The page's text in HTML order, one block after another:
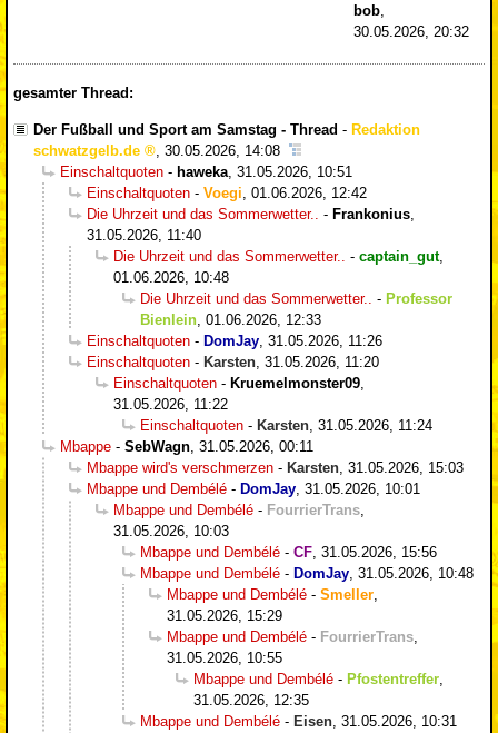
bob
30.05.2026, 20:32
gesamter Thread:
Der Fußball und Sport am Samstag - Thread - Redaktion
schwatzgelb.de
, 30.05.2026, 14:08
Einschaltquoten - haweka, 31.05.2026, 10:51
Einschaltquoten - Voegi, 01.06.2026, 12:42
Die Uhrzeit und das Sommerwetter.. - Frankonius,
31.05.2026, 11:40
Die Uhrzeit und das Sommerwetter.. - captain_gut,
01.06.2026, 10:48
Die Uhrzeit und das Sommerwetter.. - Professor
Bienlein, 01.06.2026, 12:33
Einschaltquoten - DomJay, 31.05.2026, 11:26
Einschaltquoten - Karsten, 31.05.2026, 11:20
Einschaltquoten - Kruemelmonster09,
31.05.2026, 11:22
Einschaltquoten - Karsten, 31.05.2026, 11:24
Mbappe - SebWagn, 31.05.2026, 00:11
Mbappe wird's verschmerzen - Karsten, 31.05.2026, 15:03
Mbappe und Dembélé - DomJay, 31.05.2026, 10:01
Mbappe und Dembélé - FourrierTrans,
31.05.2026, 10:03
Mbappe und Dembélé - CF, 31.05.2026, 15:56
Mbappe und Dembélé - DomJay, 31.05.2026, 10:48
Mbappe und Dembélé - Smeller,
31.05.2026, 15:29
Mbappe und Dembélé - FourrierTrans,
31.05.2026, 10:55
Mbappe und Dembélé - Pfostentreffer,
31.05.2026, 12:35
Mbappe und Dembélé - Eisen, 31.05.2026, 10:31